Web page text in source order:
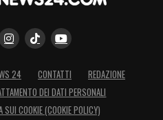
24 CONTATTI
REDAZIONE
DEI DATI PERSONALI
SUI COOKIE (COOKIE POLICY)